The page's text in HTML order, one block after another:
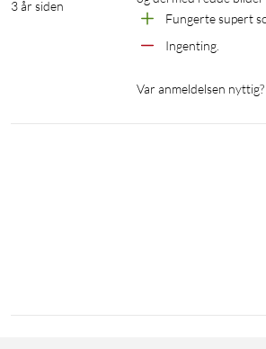
3 år siden
Fungerte supert
Ingenting.
Var anmeldelsen nyttig?